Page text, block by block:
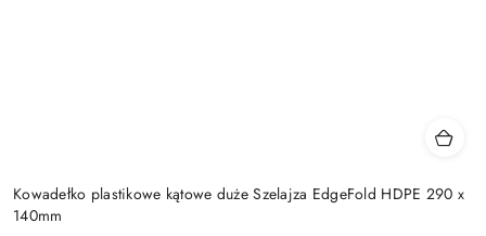
Kowadełko plastikowe kątowe duże Szelajza EdgeFold HDPE 290 x
140mm